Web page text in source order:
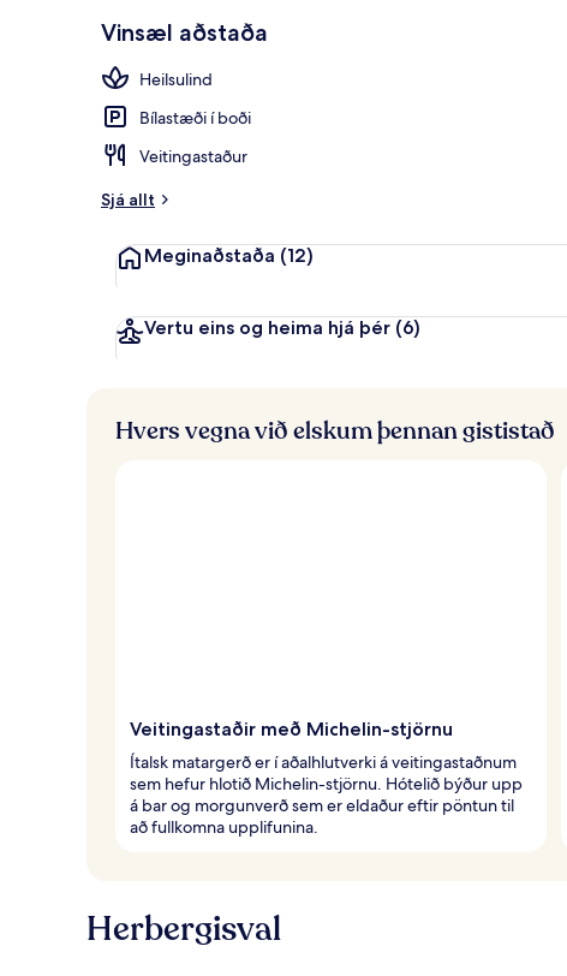
uppáhaldi
gestum
n
r
r
Vinsæl aðstaða
Heilsulind
Bílastæði í boði
Veitingastaður
Sjá allt
Meginaðstaða (12)
Vertu eins og heima hjá þér (6)
Hvers vegna við elskum þennan gististað
Veitingastaðir með Michelin-stjörnu
Ítalsk matargerð er í aðalhlutverki á veitingastaðnum
sem hefur hlotið Michelin-stjörnu. Hótelið býður upp
á bar og morgunverð sem er eldaður eftir pöntun til
að fullkomna upplifunina.
Herbergisval